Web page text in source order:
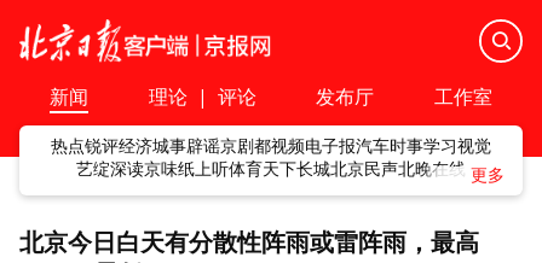
新闻 理论 | 评论 发布厅 工作室
热点锐评经济城事辟谣京剧都视频电子报汽车时事学习视觉
艺绽深读京味纸上听体育天下长城北京民声北晚在线
北京今日白天有分散性阵雨或雷阵雨，最高